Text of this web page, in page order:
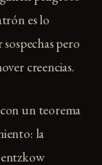
es lo
pero
creencias.
un teorema
la